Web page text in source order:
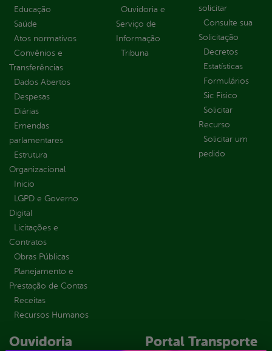
Educação
Saúde
Atos normativos
Convênios e
Transferências
Dados Abertos
Despesas
Diárias
Emendas
parlamentares
Estrutura
Organizacional
Inicio
LGPD e Governo
Digital
Licitações e
Contratos
Obras Públicas
Planejamento e
Prestação de Contas
Receitas
Recursos Humanos
Ouvidoria e
Serviço de
Informação
Tribuna
solicitar
Consulte sua
Solicitação
Decretos
Estatísticas
Formulários
Sic Físico
Solicitar
Recurso
Solicitar um
pedido
Ouvidoria
Portal Transporte